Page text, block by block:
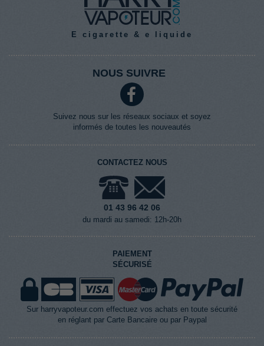
E cigarette & e liquide
NOUS SUIVRE
Suivez nous sur les réseaux sociaux et soyez
informés de toutes les nouveautés
CONTACTEZ NOUS
01 43 96 42 06
du mardi au samedi: 12h-20h
PAIEMENT
SÉCURISÉ
Sur harryvapoteur.com effectuez vos achats en toute sécurité
en réglant par Carte Bancaire ou par Paypal